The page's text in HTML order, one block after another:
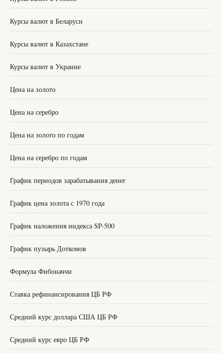
Курсы валют в Беларуси
Курсы валют в Казахстане
Курсы валют в Украине
Цена на золото
Цена на серебро
Цена на золото по годам
Цена на серебро по годам
График периодов зарабатывания денег
График цена золота с 1970 года
График наложения индекса SP-500
График пузырь Доткомов
Формула Фибоначчи
Ставка рефинансирования ЦБ РФ
Средний курс доллара США ЦБ РФ
Средний курс евро ЦБ РФ